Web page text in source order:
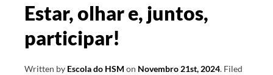
Estar, olhar e, juntos,
participar!
Written by Escola do HSM on Novembro 21st, 2024. Filed